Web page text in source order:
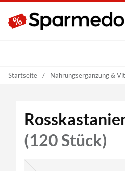
Startseite Nahrungsergänzung &
(120 Stück)